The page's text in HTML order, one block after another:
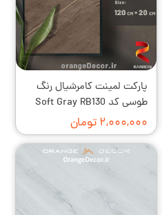
پارکت لمینت کامرشیال رنگ
طوسی کد Soft Gray RB130
۲,۰۰۰,۰۰۰ تومان